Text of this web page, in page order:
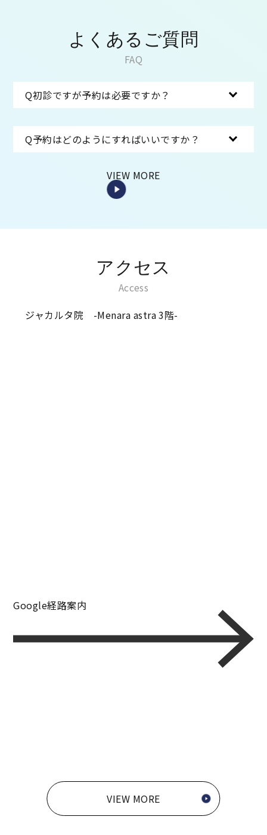
よくあるご質問
FAQ
Q初診ですが予約は必要ですか？
Q予約はどのようにすればいいですか？
VIEW MORE
アクセス
Access
ジャカルタ院 -Menara astra 3階-
Google経路案内
VIEW MORE